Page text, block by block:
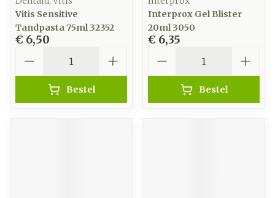
Vitis Sensitive
Tandpasta 75ml 32352
€ 6,50
Bestel
Interprox Gel Blister
20ml 3050
€ 6,35
Bestel